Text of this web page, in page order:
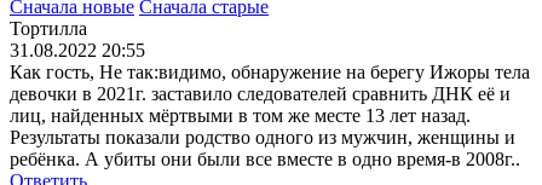
Сначала новые Сначала старые
Тортилла
31.08.2022 20:55
Как гость, Не так:видимо, обнаружение на берегу Ижоры тела
девочки в 2021г. заставило следователей сравнить ДНК её и
лиц, найденных мёртвыми в том же месте 13 лет назад.
Результаты показали родство одного из мужчин, женщины и
ребёнка. А убиты они были все вместе в одно время-в 2008г..